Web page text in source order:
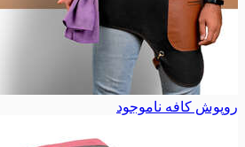
روپوش کافه ناموجود